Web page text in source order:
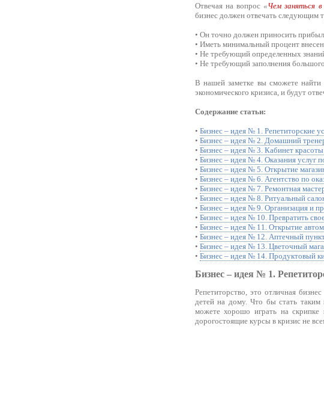
Отвечая на вопрос«Чем заняться
бизнес должен отвечать следующим
• Он точно должен приносить
• Иметь минимальный процент
• Не требующий определенных
• Не требующий заполнения большого
В нашей заметке вы сможете найти
экономического кризиса, и будут
Содержание статьи:
• Бизнес – идея № 1. Репетиторские
• Бизнес – идея № 2. Домашний
• Бизнес – идея № 3. Кабинет
• Бизнес – идея № 4. Оказания услуг
• Бизнес – идея № 5. Открытие
• Бизнес – идея № 6. Агентство по
• Бизнес – идея № 7. Ремонтная
• Бизнес – идея № 8. Ритуальный
• Бизнес – идея № 9. Организация и
• Бизнес – идея № 10. Превратить
• Бизнес – идея № 11. Открытие
• Бизнес – идея № 12. Аптечный
• Бизнес – идея № 13. Цветочный
• Бизнес – идея № 14. Продуктовый
Бизнес – идея № 1.
Репетиторство, это отличная
детей на дому. Что бы стать таким
можете хорошо играть на скрипке
дорогостоящие курсы в кризис не